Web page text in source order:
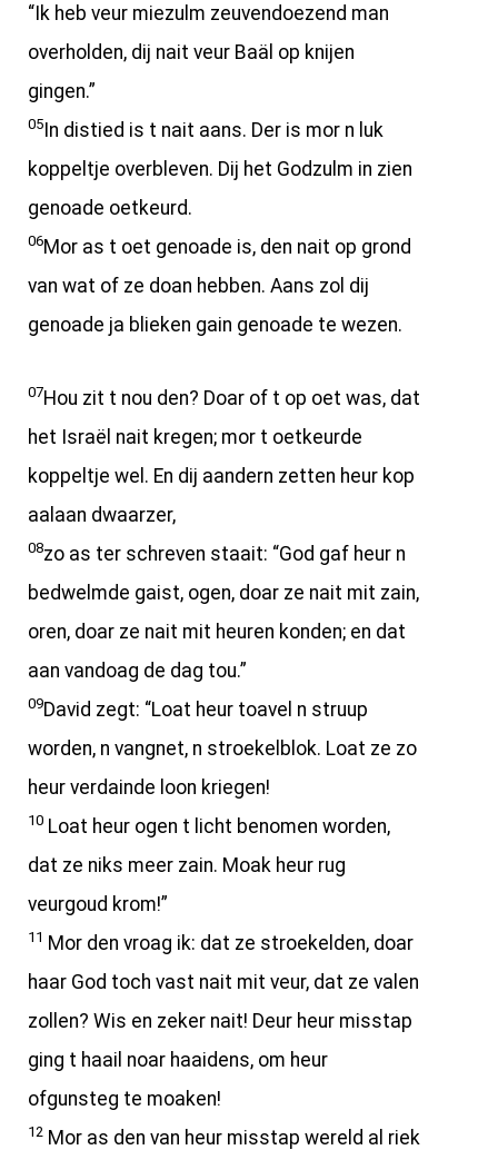
“Ik heb veur miezulm zeuvendoezend man
overholden, dij nait veur Baäl op knijen
gingen.”
05In distied is t nait aans. Der is mor n luk
koppeltje overbleven. Dij het Godzulm in zien
genoade oetkeurd.
06Mor as t oet genoade is, den nait op grond
van wat of ze doan hebben. Aans zol dij
genoade ja blieken gain genoade te wezen.
07Hou zit t nou den? Doar of t op oet was, dat
het Israël nait kregen; mor t oetkeurde
koppeltje wel. En dij aandern zetten heur kop
aalaan dwaarzer,
08zo as ter schreven staait: “God gaf heur n
bedwelmde gaist, ogen, doar ze nait mit zain,
oren, doar ze nait mit heuren konden; en dat
aan vandoag de dag tou.”
09David zegt: “Loat heur toavel n struup
worden, n vangnet, n stroekelblok. Loat ze zo
heur verdainde loon kriegen!
10 Loat heur ogen t licht benomen worden,
dat ze niks meer zain. Moak heur rug
veurgoud krom!”
11 Mor den vroag ik: dat ze stroekelden, doar
haar God toch vast nait mit veur, dat ze valen
zollen? Wis en zeker nait! Deur heur misstap
ging t haail noar haaidens, om heur
ofgunsteg te moaken!
12 Mor as den van heur misstap wereld al riek